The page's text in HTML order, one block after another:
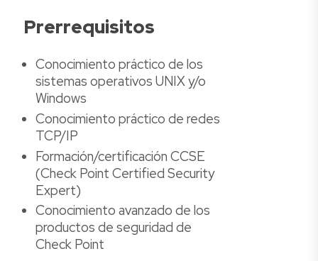
Prerrequisitos
Conocimiento práctico de los
sistemas operativos UNIX y/o
Windows
Conocimiento práctico de redes
TCP/IP
Formación/certificación CCSE
(Check Point Certified Security
Expert)
Conocimiento avanzado de los
productos de seguridad de
Check Point